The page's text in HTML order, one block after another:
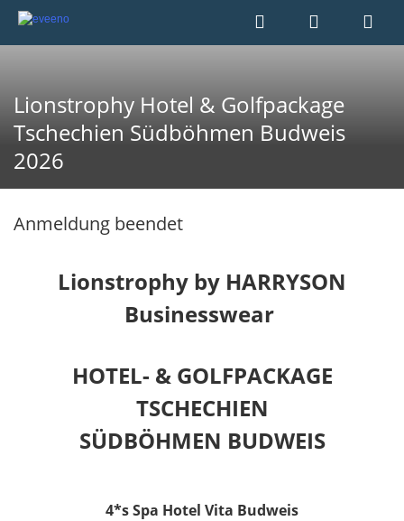
Lionstrophy Hotel & Golfpackage
Tschechien Südböhmen Budweis
2026
Anmeldung beendet
Lionstrophy by HARRYSON
Businesswear
HOTEL- & GOLFPACKAGE
TSCHECHIEN
SÜDBÖHMEN BUDWEIS
4*s Spa Hotel Vita Budweis